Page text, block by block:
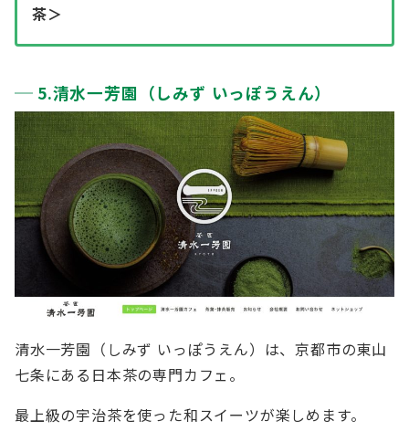
茶＞
5.清水一芳園（しみず いっぽうえん）
清水一芳園（しみず いっぽうえん）は、京都市の東山
七条にある日本茶の専門カフェ。
最上級の宇治茶を使った和スイーツが楽しめます。